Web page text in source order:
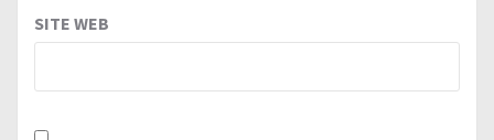
SITE WEB